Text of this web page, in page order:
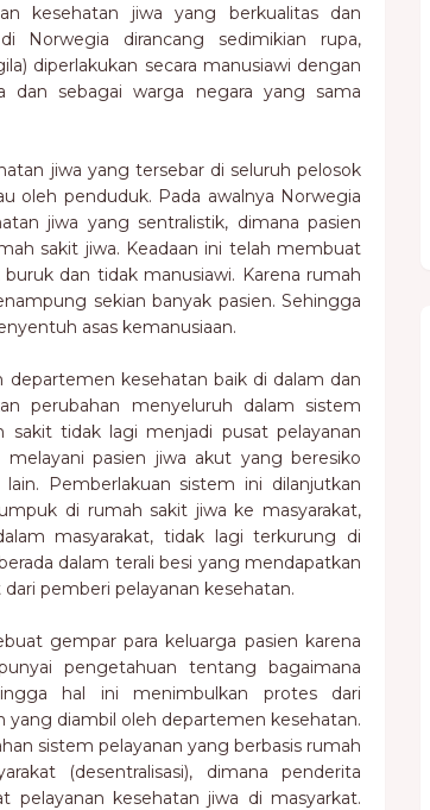
kesehatan jiwa yang berkualitas dan
Norwegia dirancang sedimikian rupa,
diperlakukan secara manusiawi dengan
dan sebagai warga negara yang sama
jiwa yang tersebar di seluruh pelosok
oleh penduduk. Pada awalnya Norwegia
jiwa yang sentralistik, dimana pasien
sakit jiwa. Keadaan ini telah membuat
dan tidak manusiawi. Karena rumah
sekian banyak pasien. Sehingga
asas kemanusiaan.
departemen kesehatan baik di dalam dan
perubahan menyeluruh dalam sistem
sakit tidak lagi menjadi pusat pelayanan
pasien jiwa akut yang beresiko
Pemberlakuan sistem ini dilanjutkan
di rumah sakit jiwa ke masyarakat,
masyarakat, tidak lagi terkurung di
dalam terali besi yang mendapatkan
pemberi pelayanan kesehatan.
gempar para keluarga pasien karena
pengetahuan tentang bagaimana
hal ini menimbulkan protes dari
yang diambil oleh departemen kesehatan.
sistem pelayanan yang berbasis rumah
(desentralisasi), dimana penderita
kesehatan jiwa di masyarkat.